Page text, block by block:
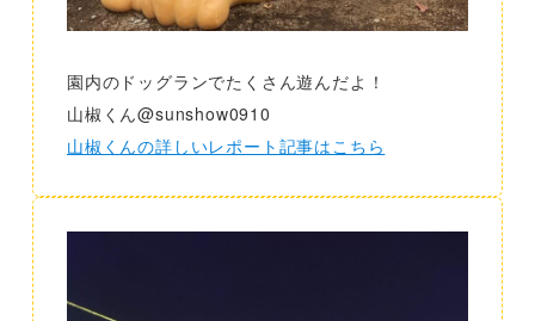
園内のドッグランでたくさん遊んだよ！
山椒くん@sunshow0910
山椒くんの詳しいレポート記事はこちら